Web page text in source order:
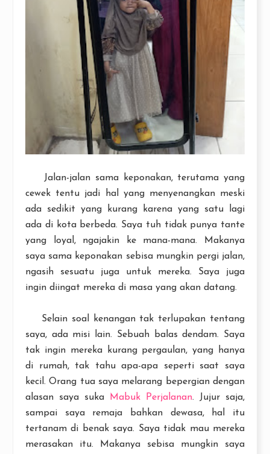
Jalan-jalan sama keponakan, terutama yang
cewek tentu jadi hal yang menyenangkan meski
ada sedikit yang kurang karena yang satu lagi
ada di kota berbeda. Saya tuh tidak punya tante
yang loyal, ngajakin ke mana-mana. Makanya
saya sama keponakan sebisa mungkin pergi jalan,
ngasih sesuatu juga untuk mereka. Saya juga
ingin diingat mereka di masa yang akan datang.
Selain soal kenangan tak terlupakan tentang
saya, ada misi lain. Sebuah balas dendam. Saya
tak ingin mereka kurang pergaulan, yang hanya
di rumah, tak tahu apa-apa seperti saat saya
kecil. Orang tua saya melarang bepergian dengan
alasan saya suka
Mabuk Perjalanan. Jujur saja,
sampai saya remaja bahkan dewasa, hal itu
tertanam di benak saya. Saya tidak mau mereka
merasakan itu. Makanya sebisa mungkin saya